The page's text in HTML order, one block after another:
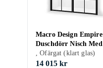
Macro Design Empire
Duschdörr Nisch Med
Frostat Glas
DESA156SSKL
, Ofärgat (klart glas)
14 015 kr